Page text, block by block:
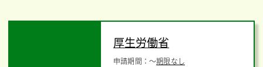
厚生労働省
申請期間：〜期限なし